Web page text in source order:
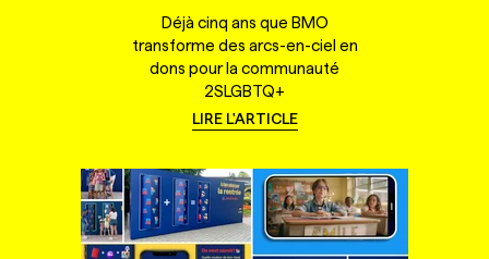
Déjà cinq ans que BMO
transforme des arcs-en-ciel en
dons pour la communauté
2SLGBTQ+
LIRE L'ARTICLE